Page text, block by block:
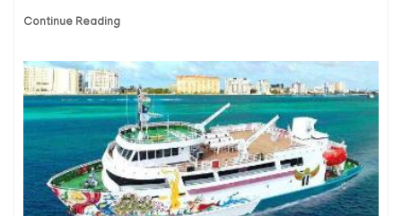
Continue Reading